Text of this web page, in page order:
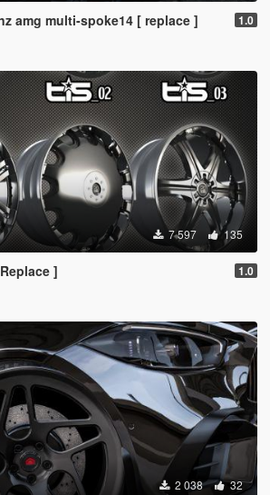
amg multi-spoke14 [ replace ] 1.0
7 597 135
] 1.0
2 038 32